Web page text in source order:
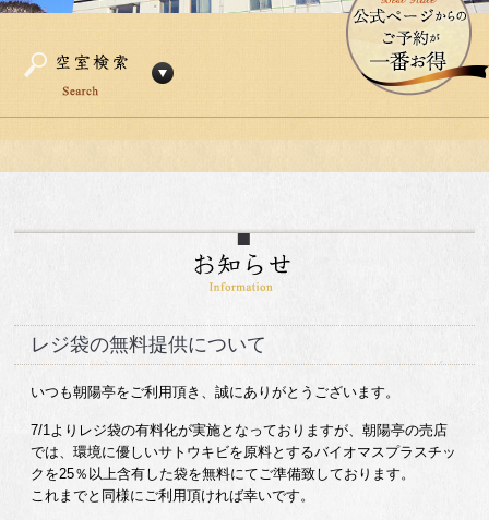
レジ袋の無料提供について
いつも朝陽亭をご利用頂き、誠にありがとうございます。
7/1よりレジ袋の有料化が実施となっておりますが、朝陽亭の売店
では、環境に優しいサトウキビを原料とするバイオマスプラスチッ
クを25％以上含有した袋を無料にてご準備致しております。
これまでと同様にご利用頂ければ幸いです。